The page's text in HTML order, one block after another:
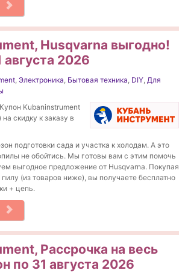
Husqvarna выгодно!
августа 2026
, Электроника, Бытовая техника, DIY, Для
Kubaninstrument
скидку к заказу в
подготовки сада и участка к холодам. А это
не обойтись. Мы готовы вам с этим помочь
выгодное предложение от Husqvarna. Покупая
(из товаров ниже), вы получаете бесплатно
+ цепь.
Рассрочка на весь
по 31 августа 2026